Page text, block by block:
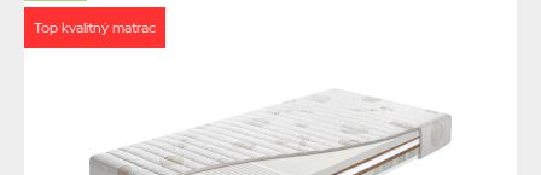
Top kvalitný matrac